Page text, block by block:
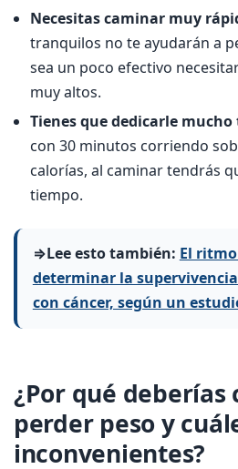
Necesitas caminar muy
tranquilos no te ayudarán a
sea un poco efectivo
muy altos.
Tienes que dedicarle
con 30 minutos corriendo
calorías, al caminar tendrás
tiempo.
⇒Lee esto también: El
determinar la
con cáncer, según un
¿Por qué deberías
perder peso y
inconvenientes?